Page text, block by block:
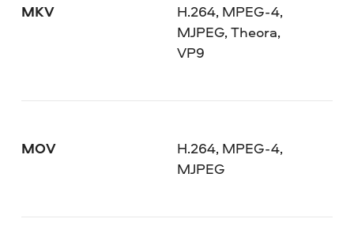
MKV
H.264, MPEG-4,
MJPEG, Theora,
VP9
MOV
H.264, MPEG-4,
MJPEG